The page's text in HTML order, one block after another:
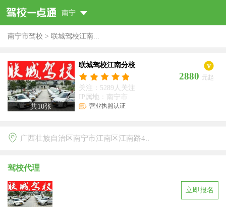
南宁
南宁市驾校 > 联城驾校江南...
共10张
联城驾校江南分校
2880 元起
关注：5289人关注
IP属地：南宁市
营业执照认证
广西壮族自治区南宁市江南区江南路4..
驾校代理
立即报名